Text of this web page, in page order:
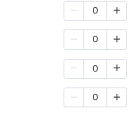
0
0
0
0